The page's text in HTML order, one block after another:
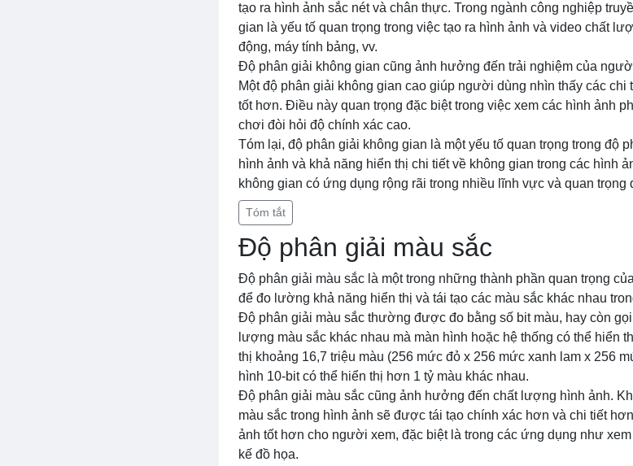
tạo ra hình ảnh sắc nét và chân thực. Trong ngành công nghiệp
gian là yếu tố quan trọng trong việc tạo ra hình ảnh và video chất
động, máy tính bảng, vv.
Độ phân giải không gian cũng ảnh hưởng đến trải nghiệm của
Một độ phân giải không gian cao giúp người dùng nhìn thấy các
tốt hơn. Điều này quan trọng đặc biệt trong việc xem các hình ảnh
chơi đòi hỏi độ chính xác cao.
Tóm lại, độ phân giải không gian là một yếu tố quan trọng trong độ
hình ảnh và khả năng hiển thị chi tiết về không gian trong các hình
không gian có ứng dụng rộng rãi trong nhiều lĩnh vực và quan
Tóm tắt
Độ phân giải màu sắc
Độ phân giải màu sắc là một trong những thành phần quan trọng
để đo lường khả năng hiển thị và tái tạo các màu sắc khác nhau
Độ phân giải màu sắc thường được đo bằng số bit màu, hay còn
lượng màu sắc khác nhau mà màn hình hoặc hệ thống có thể hiển
thị khoảng 16,7 triệu màu (256 mức đỏ x 256 mức xanh lam x 256
hình 10-bit có thể hiển thị hơn 1 tỷ màu khác nhau.
Độ phân giải màu sắc cũng ảnh hưởng đến chất lượng hình ảnh.
màu sắc trong hình ảnh sẽ được tái tạo chính xác hơn và chi tiết
ảnh tốt hơn cho người xem, đặc biệt là trong các ứng dụng như
kế đồ họa.